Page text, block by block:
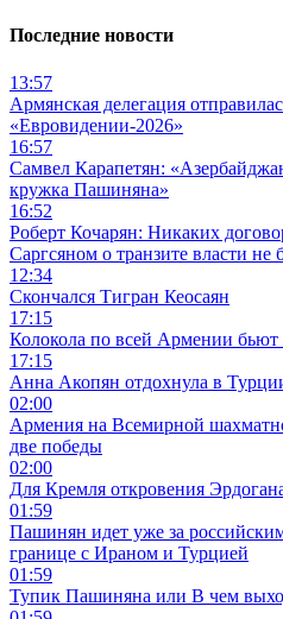
Последние новости
13:57
Армянская делегация
«Евровидении-2026»
16:57
Самвел Карапетян:
кружка Пашиняна»
16:52
Роберт Кочарян: Никаких
Саргсяном о транзите власти не
12:34
Скончался Тигран Кеосаян
17:15
Колокола по всей Армении бьют
17:15
Анна Акопян отдохнула в
02:00
Армения на Всемирной
две победы
02:00
Для Кремля откровения
01:59
Пашинян идет уже за
границе с Ираном и Турцией
01:59
Тупик Пашиняна или В чем